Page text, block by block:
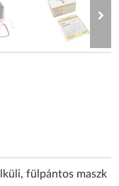
fülpántos maszk